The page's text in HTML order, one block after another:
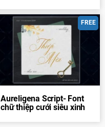
FREE
Aureligena Script- Font
chữ thiệp cưới siêu xinh